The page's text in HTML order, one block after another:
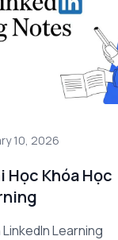
10, 2026
Học Khóa Học
Learning